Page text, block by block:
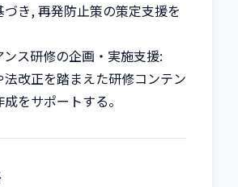
き, 再発防止策の策定支援を
ンス研修の企画・実施支援:
改正を踏まえた研修コンテン
をサポートする。